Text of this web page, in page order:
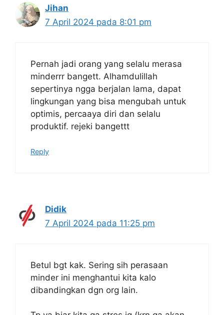
Jihan
7 April 2024 pada 8:01 pm
Pernah jadi orang yang selalu merasa
minderrr bangett. Alhamdulillah
sepertinya ngga berjalan lama, dapat
lingkungan yang bisa mengubah untuk
optimis, percaaya diri dan selalu
produktif. rejeki bangettt
Reply
Didik
7 April 2024 pada 11:25 pm
Betul bgt kak. Sering sih perasaan
minder ini menghantui kita kalo
dibandingkan dgn org lain.